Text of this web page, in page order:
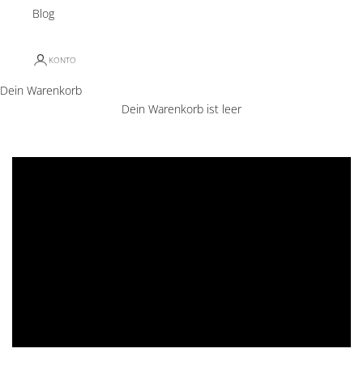
Blog
KONTO
Dein Warenkorb
Dein Warenkorb ist leer